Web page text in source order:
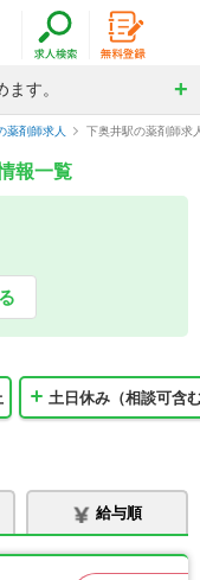
す。
薬剤師求人 下奥井駅の薬剤師求
報一覧
土日休み（相談可含
給与順